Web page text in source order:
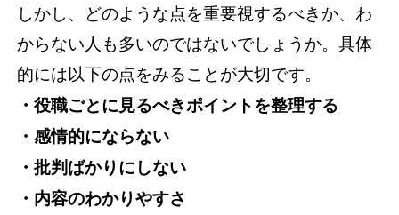
しかし、どのような点を重要視するべきか、わ
からない人も多いのではないでしょうか。具体
的には以下の点をみることが大切です。
・役職ごとに見るべきポイントを整理する
・感情的にならない
・批判ばかりにしない
・内容のわかりやすさ